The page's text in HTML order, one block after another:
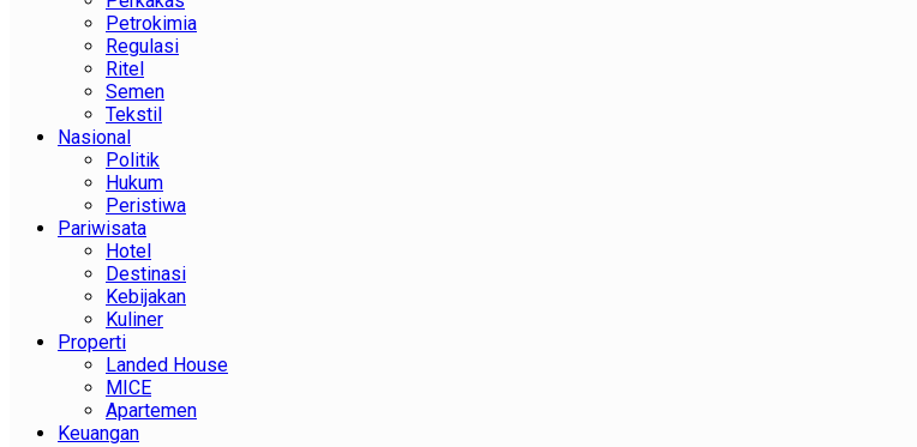
Petrokimia
Regulasi
Ritel
Semen
Tekstil
Nasional
Politik
Hukum
Peristiwa
Pariwisata
Hotel
Destinasi
Kebijakan
Kuliner
Properti
Landed House
MICE
Apartemen
Keuangan